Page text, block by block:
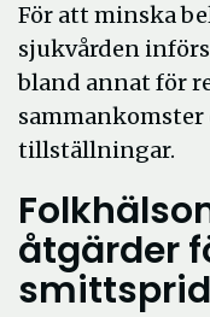
För att minska
sjukvården
bland annat för
tillställningar.
åtgärder